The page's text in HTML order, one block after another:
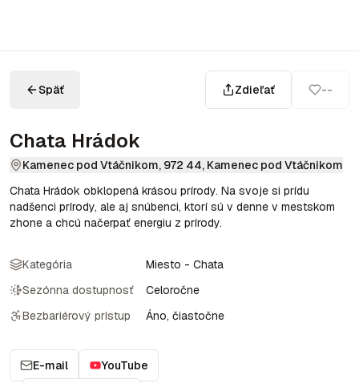
Späť Zdieľať --
Chata Hrádok
Kamenec pod Vtáčnikom, 972 44, Kamenec pod Vtáčnikom
Chata Hrádok obklopená krásou prírody. Na svoje si prídu
nadšenci prírody, ale aj snúbenci, ktorí sú v denne v mestskom
zhone a chcú načerpať energiu z prírody.
Kategória
Miesto - Chata
Sezónna dostupnosť
Celoročne
Bezbariérový prístup
Áno, čiastočne
E-mail
YouTube